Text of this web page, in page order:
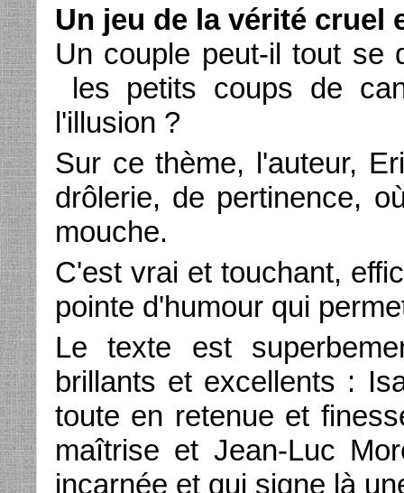
Un jeu de la vérité cruel
Un couple peut-il tout se
les petits coups de
l'illusion ?
Sur ce thème, l'auteur,
drôlerie, de pertinence,
mouche.
C'est vrai et touchant,
pointe d'humour qui
Le texte est
brillants et excellents :
toute en retenue et
maîtrise et Jean-Luc
incarnée et qui signe là